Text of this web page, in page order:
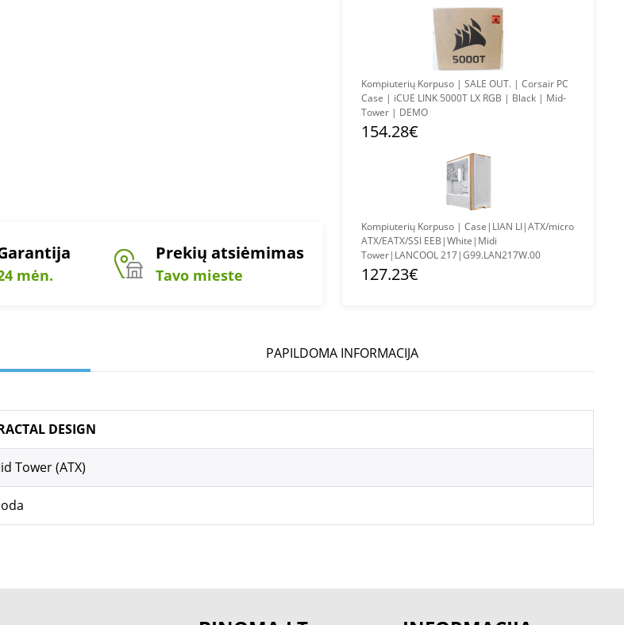
mėn.
Prekių atsiėmimas
Tavo mieste
Kompiuterių Korpuso | SALE OUT. | Corsair PC
Case | iCUE LINK 5000T LX RGB | Black | Mid-
Tower | DEMO
154.28€
Kompiuterių Korpuso | Case|LIAN LI|ATX/micro
ATX/EATX/SSI EEB|White|Midi
Tower|LANCOOL 217|G99.LAN217W.00
127.23€
PAPILDOMA INFORMACIJA
DESIGN
Tower (ATX)